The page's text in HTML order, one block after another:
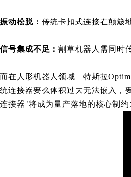
振动松脱： 传统卡扣式连接在颠簸
信号集成不足： 割草机器人需同时
而在人形机器人领域，特斯拉
统连接器要么体积过大无法嵌入，
连接器"将成为量产落地的核心制约